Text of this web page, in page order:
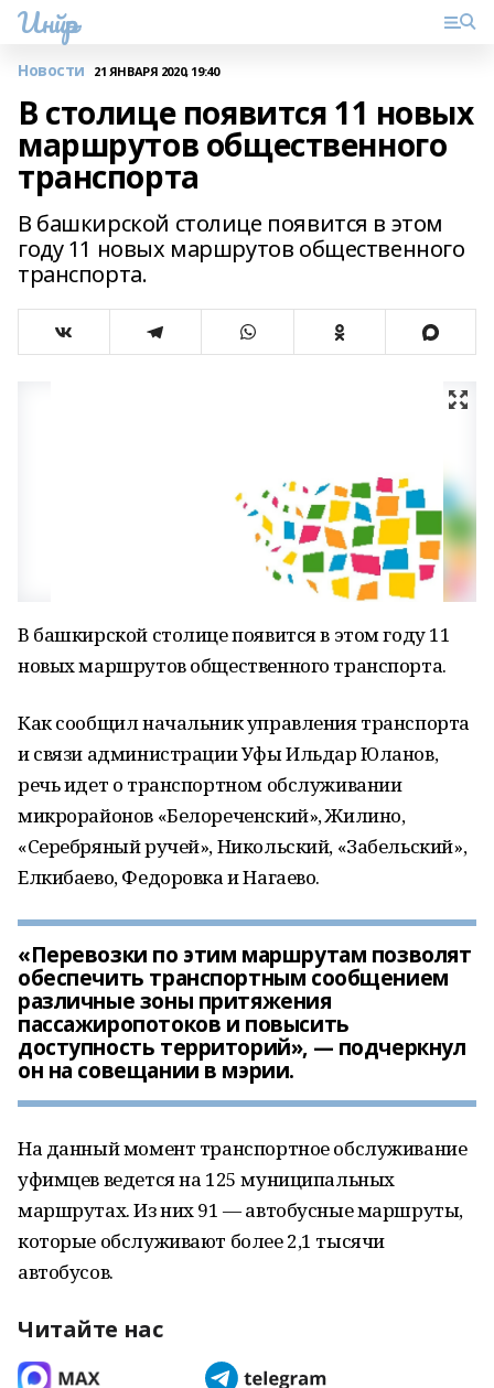
Инйәр
Новости 21 ЯНВАРЯ 2020, 19:40
В столице появится 11 новых
маршрутов общественного
транспорта
В башкирской столице появится в этом
году 11 новых маршрутов общественного
транспорта.
В башкирской столице появится в этом году 11
новых маршрутов общественного транспорта.
Как сообщил начальник управления транспорта
и связи администрации Уфы Ильдар Юланов,
речь идет о транспортном обслуживании
микрорайонов «Белореченский», Жилино,
«Серебряный ручей», Никольский, «Забельский»,
Елкибаево, Федоровка и Нагаево.
«Перевозки по этим маршрутам позволят
обеспечить транспортным сообщением
различные зоны притяжения
пассажиропотоков и повысить
доступность территорий», — подчеркнул
он на совещании в мэрии.
На данный момент транспортное обслуживание
уфимцев ведется на 125 муниципальных
маршрутах. Из них 91 — автобусные маршруты,
которые обслуживают более 2,1 тысячи
автобусов.
Читайте нас